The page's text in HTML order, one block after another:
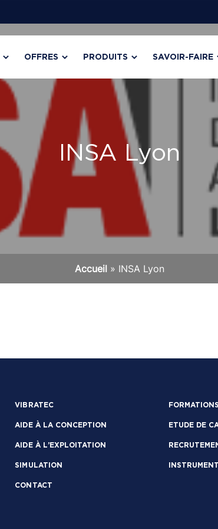
OFFRES PRODUITS SAVOIR-FAIRE
INSA Lyon
Accueil » INSA Lyon
VIBRATEC FORMATIONS
AIDE À LA CONCEPTION ETUDE DE
AIDE À L’EXPLOITATION
SIMULATION
CONTACT